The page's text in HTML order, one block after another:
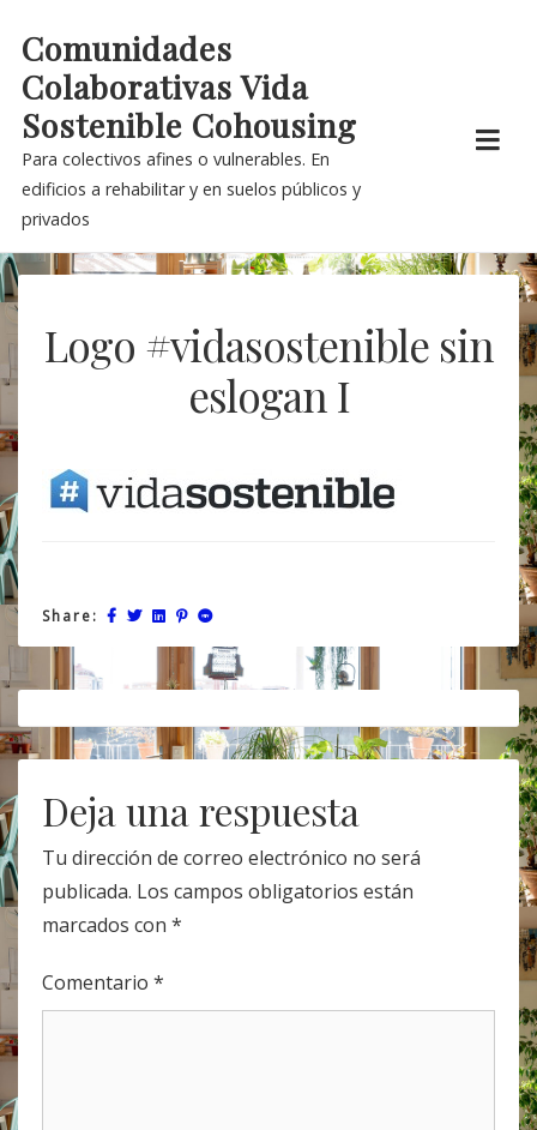
content
Comunidades
Colaborativas Vida
Sostenible Cohousing
Para colectivos afines o vulnerables. En
edificios a rehabilitar y en suelos públicos y
privados
Logo #vidasostenible sin
eslogan I
Share:
Post
navigation
Deja una respuesta
Tu dirección de correo electrónico no será
publicada. Los campos obligatorios están
marcados con *
Comentario *